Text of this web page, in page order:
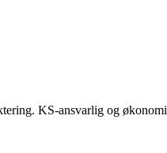
KS-ansvarlig og økonomi